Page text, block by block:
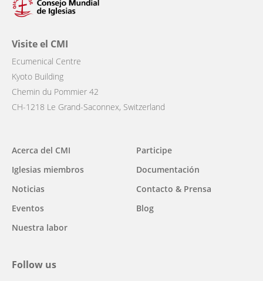
Visite el CMI
Ecumenical Centre
Kyoto Building
Chemin du Pommier 42
CH-1218 Le Grand-Saconnex, Switzerland
Main
navigation
Acerca del CMI
Iglesias miembros
Noticias
Eventos
Nuestra labor
Participe
Documentación
Contacto & Prensa
Blog
Follow us